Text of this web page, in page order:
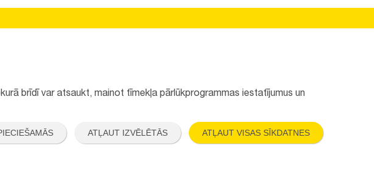
brīdī var atsaukt, mainot tīmekļa pārlūkprogrammas iestatījumus un
ATĻAUT IZVĒLĒTĀS ATĻAUT VISAS SĪKDATNES